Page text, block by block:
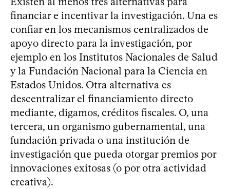
financiar e incentivar la investigación. Una es
confiar en los mecanismos centralizados de
apoyo directo para la investigación, por
ejemplo en los Institutos Nacionales de Salud
y la Fundación Nacional para la Ciencia en
Estados Unidos. Otra alternativa es
descentralizar el financiamiento directo
mediante, digamos, créditos fiscales. O, una
tercera, un organismo gubernamental, una
fundación privada o una institución de
investigación que pueda otorgar premios por
innovaciones exitosas (o por otra actividad
creativa).